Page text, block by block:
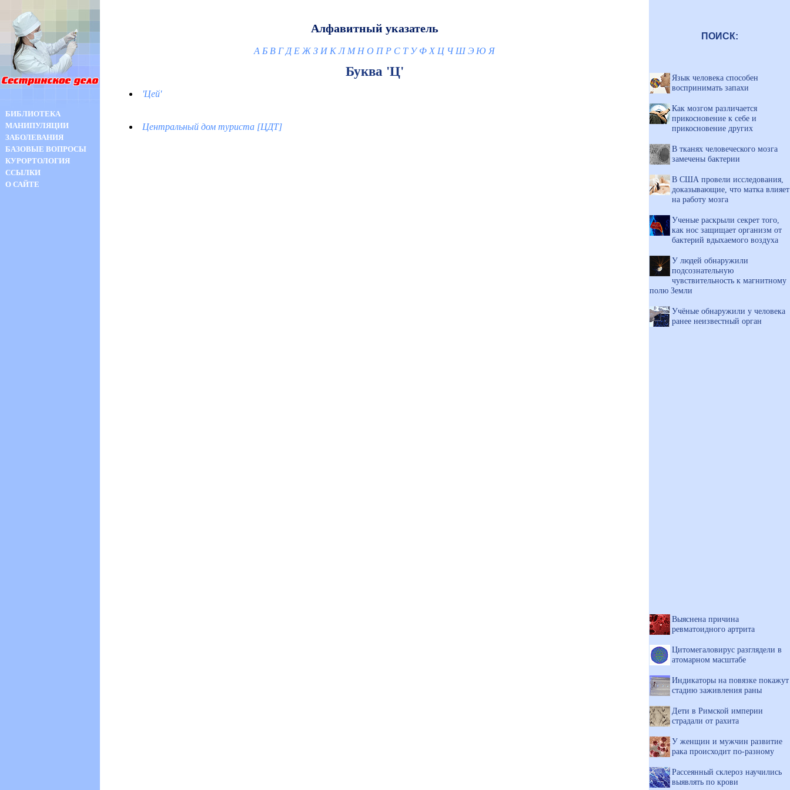
БИБЛИОТЕКА
МАНИПУЛЯЦИИ
ЗАБОЛЕВАНИЯ
БАЗОВЫЕ ВОПРОСЫ
КУРОРТОЛОГИЯ
ССЫЛКИ
О САЙТЕ
Алфавитный указатель
А Б В Г Д Е Ж З И К Л М Н О П Р С Т У Ф Х Ц Ч Ш Э Ю Я
Буква 'Ц'
'Цей'
Центральный дом туриста [ЦДТ]
ПОИСК:
Язык человека способен
воспринимать запахи
Как мозгом различается
прикосновение к себе и
прикосновение других
В тканях человеческого мозга
замечены бактерии
В США провели исследования,
доказывающие, что матка влияет
на работу мозга
Ученые раскрыли секрет того,
как нос защищает организм от
бактерий вдыхаемого воздуха
У людей обнаружили
подсознательную
чувствительность к магнитному
полю Земли
Учёные обнаружили у человека
ранее неизвестный орган
Выяснена причина
ревматоидного артрита
Цитомегаловирус разглядели в
атомарном масштабе
Индикаторы на повязке покажут
стадию заживления раны
Дети в Римской империи
страдали от рахита
У женщин и мужчин развитие
рака происходит по-разному
Рассеянный склероз научились
выявлять по крови